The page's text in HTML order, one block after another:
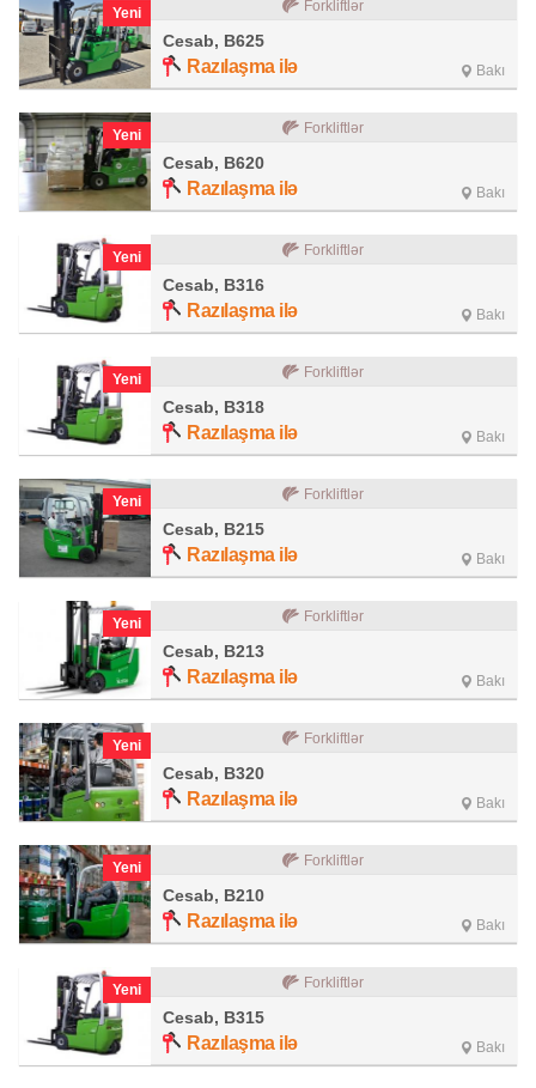
Yeni Forkliftlər
Cesab, B625
Razılaşma ilə Bakı
Yeni Forkliftlər
Cesab, B620
Razılaşma ilə Bakı
Yeni Forkliftlər
Cesab, B316
Razılaşma ilə Bakı
Yeni Forkliftlər
Cesab, B318
Razılaşma ilə Bakı
Yeni Forkliftlər
Cesab, B215
Razılaşma ilə Bakı
Yeni Forkliftlər
Cesab, B213
Razılaşma ilə Bakı
Yeni Forkliftlər
Cesab, B320
Razılaşma ilə Bakı
Yeni Forkliftlər
Cesab, B210
Razılaşma ilə Bakı
Yeni Forkliftlər
Cesab, B315
Razılaşma ilə Bakı